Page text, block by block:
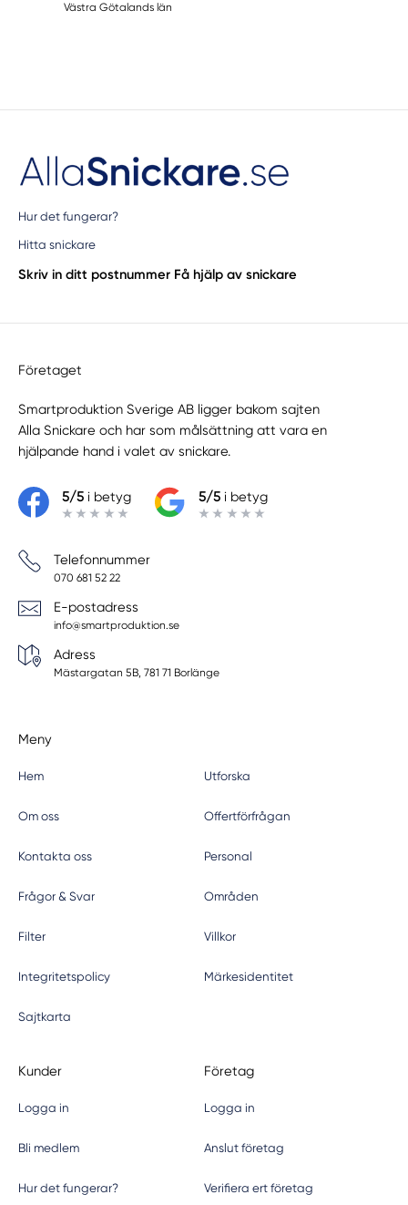
Västra Götalands län
Hur det fungerar?
Hitta snickare
Skriv in ditt postnummer Få hjälp av snickare
Företaget
Smartproduktion Sverige AB ligger bakom sajten
Alla Snickare och har som målsättning att vara en
hjälpande hand i valet av snickare.
5/5i betyg 5/5i betyg
Telefonnummer
070 681 52 22
E-postadress
info@smartproduktion.se
Adress
Mästargatan 5B, 781 71 Borlänge
Meny
Hem Utforska
Om oss Offertförfrågan
Kontakta oss Personal
Frågor & Svar Områden
Filter Villkor
Integritetspolicy Märkesidentitet
Sajtkarta
Kunder
Logga in
Bli medlem
Hur det fungerar?
Företag
Logga in
Anslut företag
Verifiera ert företag